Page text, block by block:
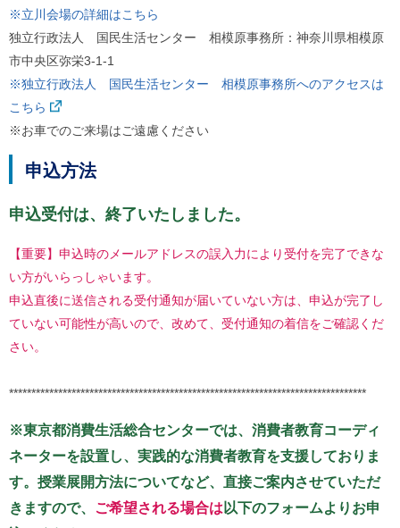
※立川会場の詳細はこちら
独立行政法人 国民生活センター 相模原事務所：神奈川県相模原
市中央区弥栄3-1-1
※独立行政法人 国民生活センター 相模原事務所へのアクセスは
こちら
※お車でのご来場はご遠慮ください
申込方法
申込受付は、終了いたしました。
【重要】申込時のメールアドレスの誤入力により受付を完了できな
い方がいらっしゃいます。
申込直後に送信される受付通知が届いていない方は、申込が完了し
ていない可能性が高いので、改めて、受付通知の着信をご確認くだ
さい。
********************************************************************************
※東京都消費生活総合センターでは、消費者教育コーディ
ネーターを設置し、実践的な消費者教育を支援しておりま
す。 授業展開方法についてなど、直接ご案内させていただ
きますので、 ご希望される場合は 以下のフォームよりお申